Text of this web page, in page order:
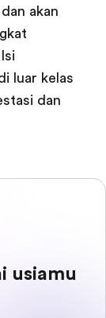
akan
luar kelas
dan
usiamu